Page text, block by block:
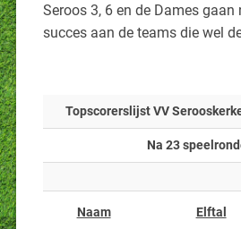
Seroos 3, 6 en de Dames gaan
succes aan de teams die wel
Topscorerslijst VV
Na 23
Naam Elftal